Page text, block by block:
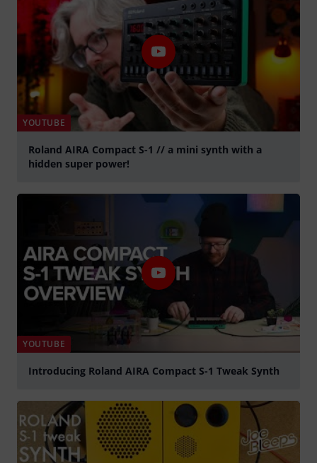
YOUTUBE
Roland AIRA Compact S-1 // a mini synth with a
hidden super power!
YOUTUBE
Introducing Roland AIRA Compact S-1 Tweak Synth